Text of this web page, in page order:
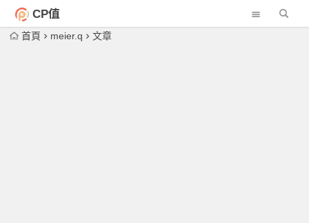
CP值
首頁 meier.q 文章